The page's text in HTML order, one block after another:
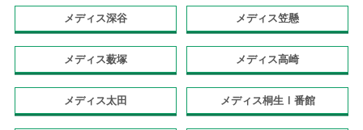
メディス深谷 メディス笠懸
メディス薮塚 メディス高崎
メディス太田 メディス桐生Ⅰ番館